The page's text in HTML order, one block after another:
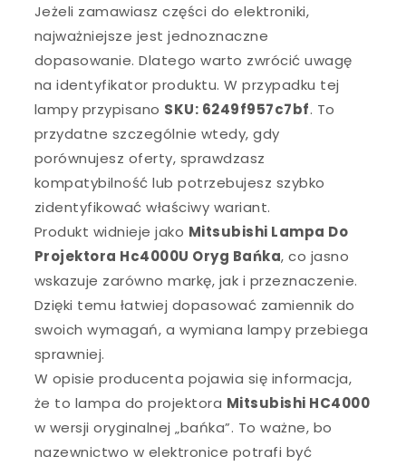
Jeżeli zamawiasz części do elektroniki,
najważniejsze jest jednoznaczne
dopasowanie. Dlatego warto zwrócić uwagę
na identyfikator produktu. W przypadku tej
lampy przypisano SKU: 6249f957c7bf. To
przydatne szczególnie wtedy, gdy
porównujesz oferty, sprawdzasz
kompatybilność lub potrzebujesz szybko
zidentyfikować właściwy wariant.
Produkt widnieje jako Mitsubishi Lampa Do
Projektora Hc4000U Oryg Bańka, co jasno
wskazuje zarówno markę, jak i przeznaczenie.
Dzięki temu łatwiej dopasować zamiennik do
swoich wymagań, a wymiana lampy przebiega
sprawniej.
W opisie producenta pojawia się informacja,
że to lampa do projektora Mitsubishi HC4000
w wersji oryginalnej „bańka”. To ważne, bo
nazewnictwo w elektronice potrafi być